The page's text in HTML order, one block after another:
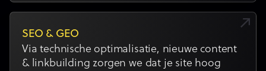
SEO & GEO
Via technische optimalisatie, nieuwe content
& linkbuilding zorgen we dat je site hoog